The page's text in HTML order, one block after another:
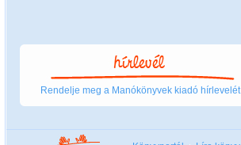
Rendelje meg a Manókönyvek kiadó hírlevelét